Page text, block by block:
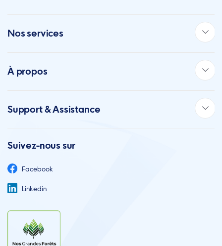
Nos services
À propos
Support & Assistance
Suivez-nous sur
Facebook
Linkedin